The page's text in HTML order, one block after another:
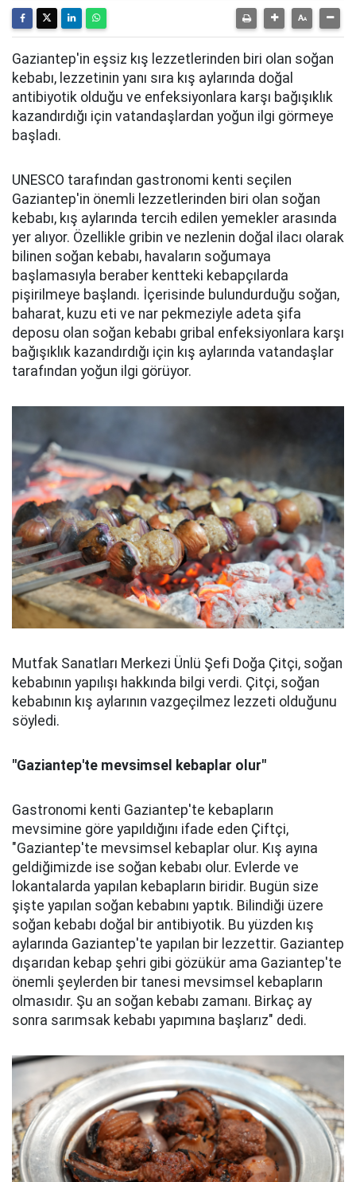
Gaziantep'in eşsiz kış lezzetlerinden biri olan soğan
kebabı, lezzetinin yanı sıra kış aylarında doğal
antibiyotik olduğu ve enfeksiyonlara karşı bağışıklık
kazandırdığı için vatandaşlardan yoğun ilgi görmeye
başladı.
UNESCO tarafından gastronomi kenti seçilen
Gaziantep'in önemli lezzetlerinden biri olan soğan
kebabı, kış aylarında tercih edilen yemekler arasında
yer alıyor. Özellikle gribin ve nezlenin doğal ilacı olarak
bilinen soğan kebabı, havaların soğumaya
başlamasıyla beraber kentteki kebapçılarda
pişirilmeye başlandı. İçerisinde bulundurduğu soğan,
baharat, kuzu eti ve nar pekmeziyle adeta şifa
deposu olan soğan kebabı gribal enfeksiyonlara karşı
bağışıklık kazandırdığı için kış aylarında vatandaşlar
tarafından yoğun ilgi görüyor.
Mutfak Sanatları Merkezi Ünlü Şefi Doğa Çitçi, soğan
kebabının yapılışı hakkında bilgi verdi. Çitçi, soğan
kebabının kış aylarının vazgeçilmez lezzeti olduğunu
söyledi.
"Gaziantep'te mevsimsel kebaplar olur"
Gastronomi kenti Gaziantep'te kebapların
mevsimine göre yapıldığını ifade eden Çiftçi,
"Gaziantep'te mevsimsel kebaplar olur. Kış ayına
geldiğimizde ise soğan kebabı olur. Evlerde ve
lokantalarda yapılan kebapların biridir. Bugün size
şişte yapılan soğan kebabını yaptık. Bilindiği üzere
soğan kebabı doğal bir antibiyotik. Bu yüzden kış
aylarında Gaziantep'te yapılan bir lezzettir. Gaziantep
dışarıdan kebap şehri gibi gözükür ama Gaziantep'te
önemli şeylerden bir tanesi mevsimsel kebapların
olmasıdır. Şu an soğan kebabı zamanı. Birkaç ay
sonra sarımsak kebabı yapımına başlarız" dedi.